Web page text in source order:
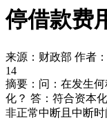
停借款费
来源：财政部 作者
14
摘要：问：在发生
化？ 答：符合资本
非正常中断且中断